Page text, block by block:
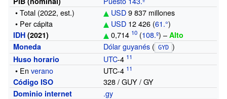
•Total (2022, est.) USD9 837 millones
• Per cápita USD 12 426 (61.°)
IDH (2021) 0,714 (108.º) – Alto
Moneda
Dólar guyanés ( GYD )
Huso horario UTC-4
• Enverano UTC-4
Código ISO 328 / GUY / GY
Dominio internet .gy